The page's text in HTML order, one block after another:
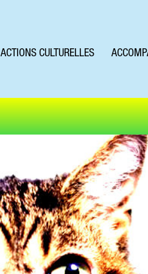
ACTIONS CULTURELLES